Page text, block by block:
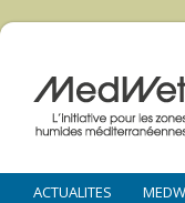
ACTUALITES